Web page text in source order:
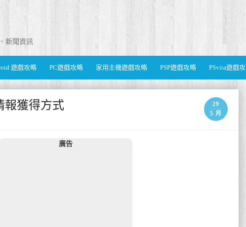
新聞資訊
遊戲攻略 PC遊戲攻略 家用主機遊戲攻略 PSP遊戲攻略 PSvita遊戲
報獲得方式
29
5 月
廣告